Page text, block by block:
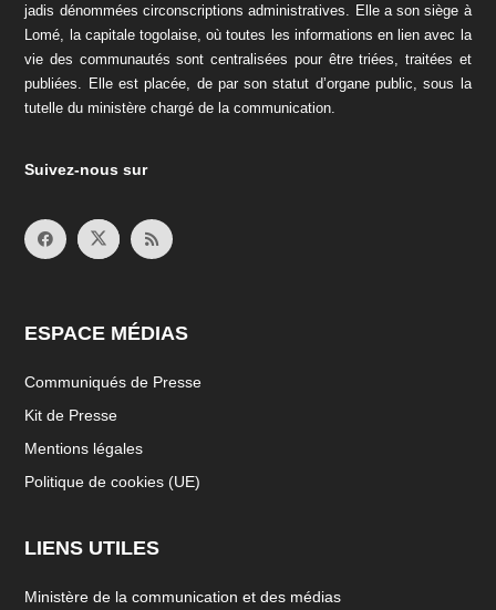
jadis dénommées circonscriptions administratives. Elle a son siège à
Lomé, la capitale togolaise, où toutes les informations en lien avec la
vie des communautés sont centralisées pour être triées, traitées et
publiées. Elle est placée, de par son statut d’organe public, sous la
tutelle du ministère chargé de la communication.
Suivez-nous sur
ESPACE MÉDIAS
Communiqués de Presse
Kit de Presse
Mentions légales
Politique de cookies (UE)
LIENS UTILES
Ministère de la communication et des médias